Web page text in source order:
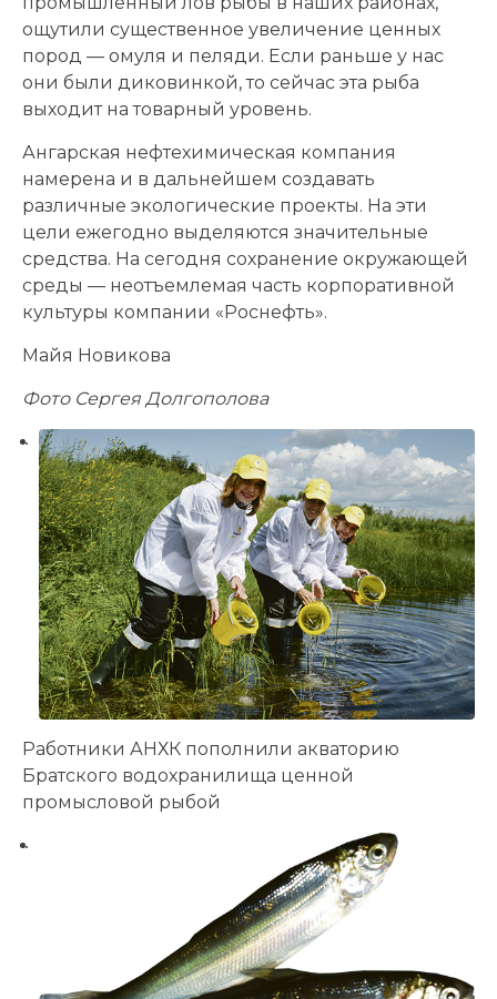
ощутили существенное увеличение ценных
пород — омуля и пеляди. Если раньше у нас
они были диковинкой, то сейчас эта рыба
выходит на товарный уровень.
Ангарская нефтехимическая компания
намерена и в дальнейшем создавать
различные экологические проекты. На эти
цели ежегодно выделяются значительные
средства. На сегодня сохранение окружающей
среды — неотъемлемая часть корпоративной
культуры компании «Роснефть».
Майя Новикова
Фото Сергея Долгополова
Работники АНХК пополнили акваторию
Братского водохранилища ценной
промысловой рыбой